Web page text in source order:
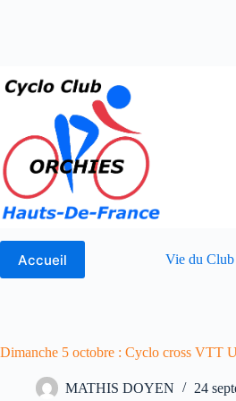
Accueil Vie du Club
Dimanche 5 octobre : Cyclo cross VTT
MATHIS DOYEN 24